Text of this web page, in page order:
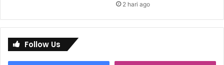
2 hari ago
Follow Us